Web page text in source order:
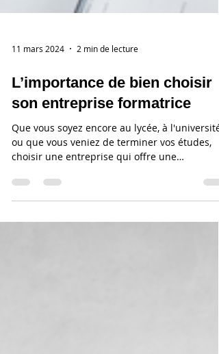
11 mars 2024 2 min de lecture
L’importance de bien choisir
son entreprise formatrice
Que vous soyez encore au lycée, à l'université
ou que vous veniez de terminer vos études,